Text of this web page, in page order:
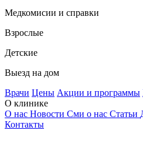
Медкомисии и справки
Взрослые
Детские
Выезд на дом
Врачи Цены Акции и программы
О клинике
О нас Новости Сми о нас Статьи
Контакты